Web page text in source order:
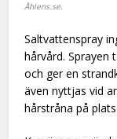
Åhlens.se.
Saltvattenspray
hårvård. Sprayen
och ger en
även nyttjas vid
hårstråna på